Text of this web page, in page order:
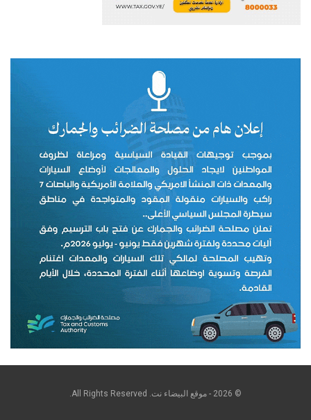
© 2026 - موقع البيضاء نت. All Rights Reserved.